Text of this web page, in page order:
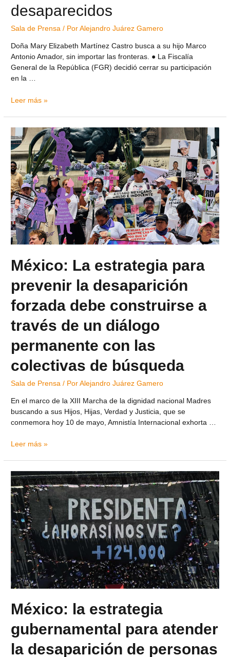
desaparecidos
Sala de Prensa / PorAlejandro Juárez Gamero
Doña Mary Elizabeth Martínez Castro busca a su hijo Marco
Antonio Amador, sin importar las fronteras. ● La Fiscalía
General de la República (FGR) decidió cerrar su participación
en la …
Leer más »
México: La estrategia para
prevenir la desaparición
forzada debe construirse a
través de un diálogo
permanente con las
colectivas de búsqueda
Sala de Prensa / PorAlejandro Juárez Gamero
En el marco de la XIII Marcha de la dignidad nacional Madres
buscando a sus Hijos, Hijas, Verdad y Justicia, que se
conmemora hoy 10 de mayo, Amnistía Internacional exhorta …
Leer más »
México: la estrategia
gubernamental para atender
la desaparición de personas